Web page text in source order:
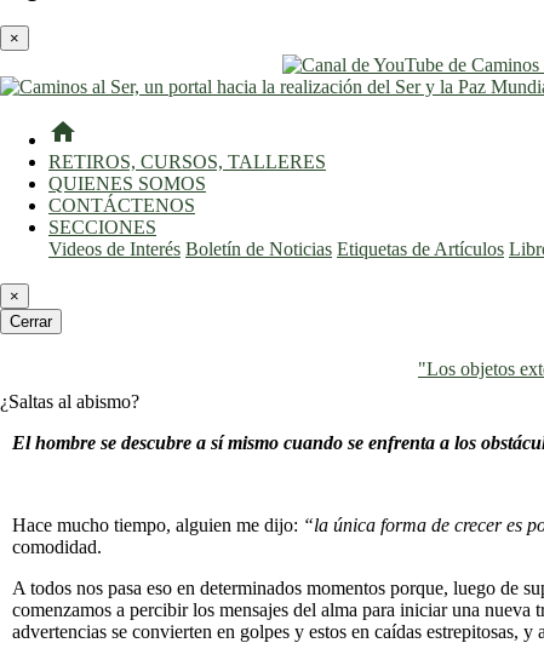
×
home
RETIROS, CURSOS, TALLERES
QUIENES SOMOS
CONTÁCTENOS
SECCIONES
Videos de Interés Boletín de Noticias Etiquetas de Artículos
×
Cerrar
"Los objetos
¿Saltas al abismo?
El hombre se descubre a sí mismo cuando se enfrenta a los
Hace mucho tiempo, alguien me dijo: “la única forma de crecer es
comodidad.
A todos nos pasa eso en determinados momentos porque, luego de
comenzamos a percibir los mensajes del alma para iniciar una
advertencias se convierten en golpes y estos en caídas estrepitosas, y